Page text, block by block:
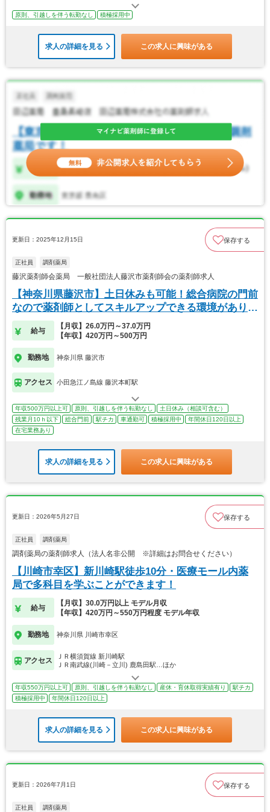
原則、引越しを伴う転勤なし 積極採用中
求人の詳細を見る この求人に興味がある
更新日：2025年12月15日 保存する
正社員 調剤薬局
藤沢薬剤師会薬局 一般社団法人藤沢市薬剤師会の薬剤師求人
【神奈川県藤沢市】土日休みも可能！総合病院の門前
なので薬剤師としてスキルアップできる環境がありま
す
給与
【月収】26.0万円～37.0万円
【年収】420万円～500万円
勤務地 神奈川県 藤沢市
アクセス 小田急江ノ島線 藤沢本町駅
年収500万円以上可 原則、引越しを伴う転勤なし
土日休み（相談可含む）
残業月10ｈ以下
総合門前 駅チカ 車通勤可 積極採用中
年間休日120日以上
在宅業務あり
求人の詳細を見る この求人に興味がある
更新日：2026年5月27日 保存する
正社員 調剤薬局
調剤薬局の薬剤師求人（法人名非公開 ※詳細はお問合せください）
【川崎市幸区】新川崎駅徒歩10分・医療モール内薬
局で多科目を学ぶことができます！
給与
【月収】30.0万円以上 モデル月収
【年収】420万円～550万円程度 モデル年収
勤務地 神奈川県 川崎市幸区
アクセス
ＪＲ横須賀線 新川崎駅
ＪＲ南武線(川崎－立川) 鹿島田駅…ほか
年収550万円以上可 原則、引越しを伴う転勤なし 産休・育休取得実績有り
駅チカ
積極採用中
年間休日120日以上
求人の詳細を見る この求人に興味がある
更新日：2026年7月1日 保存する
正社員 調剤薬局